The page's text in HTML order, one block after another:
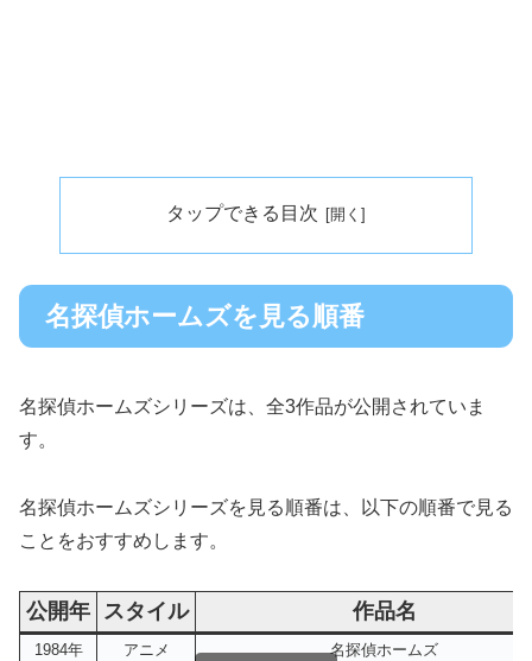
タップできる目次
名探偵ホームズを見る順番
名探偵ホームズシリーズは、全3作品が公開されていま
す。
名探偵ホームズシリーズを見る順番は、以下の順番で見る
ことをおすすめします。
公開年 スタイル 作品名
1984年 アニメ 名探偵ホームズ